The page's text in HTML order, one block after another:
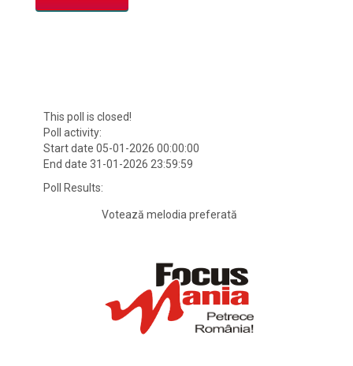
This poll is closed!
Poll activity:
Start date 05-01-2026 00:00:00
End date 31-01-2026 23:59:59
Poll Results:
Votează melodia preferată